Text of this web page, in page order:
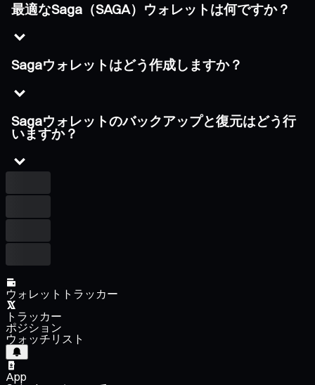
最適なSaga（SAGA）ウォレットは何ですか？
Sagaウォレットはどう作成しますか？
Sagaウォレットのバックアップと復元はどう行
いますか？
ウォレットトラッカー
トラッカー
ポジション
ウォッチリスト
App